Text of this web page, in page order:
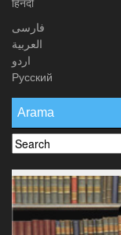
हिनदी
فارسی
العربیة
اردو
Русский
Arama